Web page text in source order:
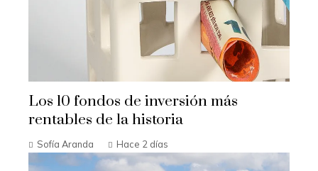
Los 10 fondos de inversión más
rentables de la historia
Sofía Aranda Hace 2 días